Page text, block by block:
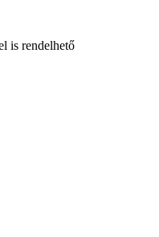
is rendelhető